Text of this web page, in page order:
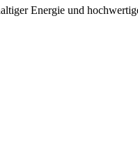
Energie und